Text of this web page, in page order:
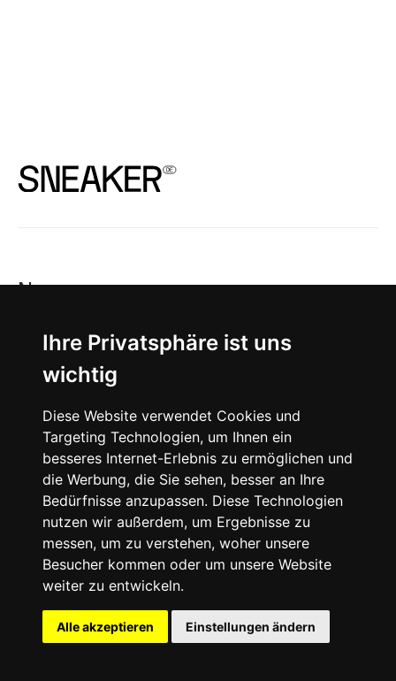
Ihre Privatsphäre ist uns
wichtig
Diese Website verwendet Cookies und
Targeting Technologien, um Ihnen ein
besseres Internet-Erlebnis zu ermöglichen und
die Werbung, die Sie sehen, besser an Ihre
Bedürfnisse anzupassen. Diese Technologien
nutzen wir außerdem, um Ergebnisse zu
messen, um zu verstehen, woher unsere
Besucher kommen oder um unsere Website
weiter zu entwickeln.
Alle akzeptieren Einstellungen ändern
News
About
Instagram
Facebook
© 2024 SNEAKERᴰᴱ, All rights reserved.
Impressum Datenschutz
Cookie-Einstellungen